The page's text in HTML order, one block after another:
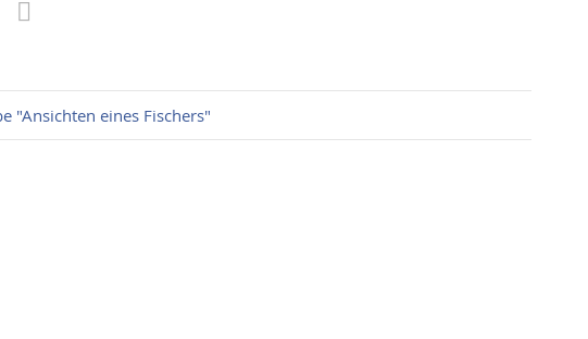
"Ansichten eines Fischers"